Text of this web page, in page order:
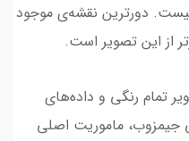
نیست. دورترین نقشه‌ی موجود
از این تصویر است.
تمام رنگی و داده‌های
ماموریت اصلی